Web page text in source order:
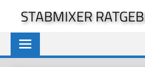
springen
STABMIXER